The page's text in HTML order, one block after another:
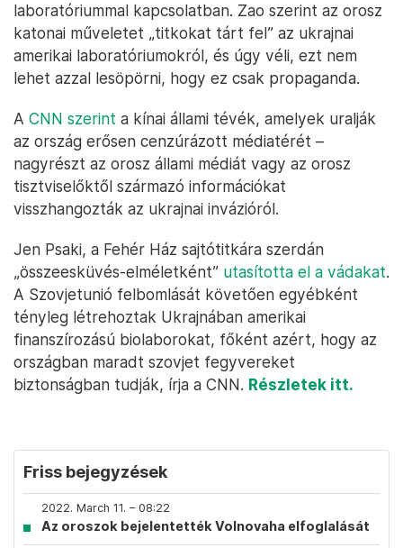
laboratóriummal kapcsolatban. Zao szerint az orosz
katonai műveletet „titkokat tárt fel” az ukrajnai
amerikai laboratóriumokról, és úgy véli, ezt nem
lehet azzal lesöpörni, hogy ez csak propaganda.
A CNN szerint a kínai állami tévék, amelyek uralják
az ország erősen cenzúrázott médiatérét –
nagyrészt az orosz állami médiát vagy az orosz
tisztviselőktől származó információkat
visszhangozták az ukrajnai invázióról.
Jen Psaki, a Fehér Ház sajtótitkára szerdán
„összeesküvés-elméletként” utasította el a vádakat.
A Szovjetunió felbomlását követően egyébként
tényleg létrehoztak Ukrajnában amerikai
finanszírozású biolaborokat, főként azért, hogy az
országban maradt szovjet fegyvereket
biztonságban tudják, írja a CNN. Részletek itt.
Friss bejegyzések
2022. March 11. – 08:22
Az oroszok bejelentették Volnovaha elfoglalását